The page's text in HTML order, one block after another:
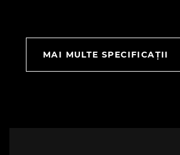
MAI MULTE SPECIFICAȚII